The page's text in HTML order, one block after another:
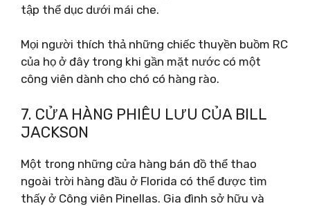
tập thể dục dưới mái che.
Mọi người thích thả những chiếc thuyền buồm RC
của họ ở đây trong khi gần mặt nước có một
công viên dành cho chó có hàng rào.
7. CỬA HÀNG PHIÊU LƯU CỦA BILL
JACKSON
Một trong những cửa hàng bán đồ thể thao
ngoài trời hàng đầu ở Florida có thể được tìm
thấy ở Công viên Pinellas. Gia đình sở hữu và